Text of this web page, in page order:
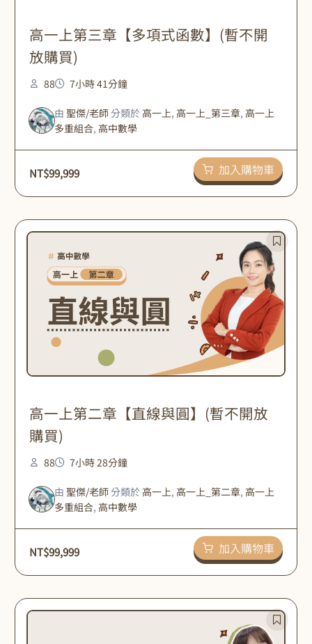
高一上第三章【多項式函數】(暫不開
放購買)
88 7小時 41分鐘
由聖傑/老師 分類於 高一上, 高一上_第三章, 高一上
多重組合, 高中數學
NT$99,999 加入購物車
高一上第二章【直線與圓】(暫不開放
購買)
88 7小時 28分鐘
由聖傑/老師 分類於 高一上, 高一上_第二章, 高一上
多重組合, 高中數學
NT$99,999 加入購物車